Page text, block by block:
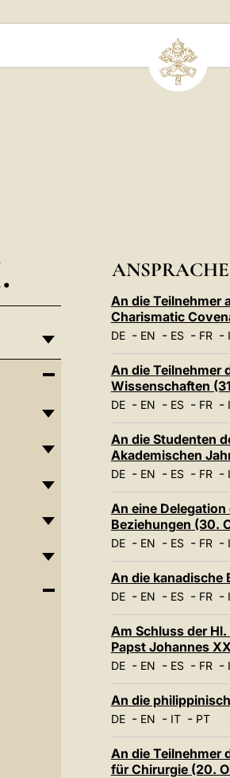
An die Teilnehmer
Charismatic
DE- EN - ES- FR-
An die Teilnehmer
Wissenschaften
DE- EN - ES- FR-
An die Studenten
Akademischen
DE- EN - ES- FR-
An eine
Beziehungen (30.
DE- EN - ES- FR-
An die kanadische
DE- EN - ES- FR-
Am Schluss der
Papst Johannes
DE- EN - ES- FR-
An die
DE- EN - IT- PT
An die Teilnehmer
für Chirurgie (20.